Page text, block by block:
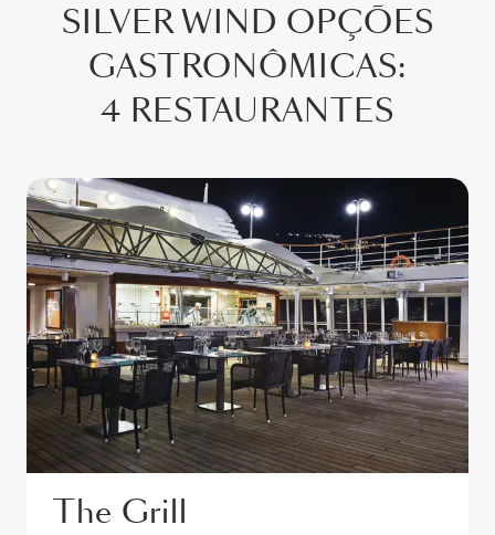
SILVER WIND OPÇÕES
GASTRONÔMICAS:
4 RESTAURANTES
The Grill